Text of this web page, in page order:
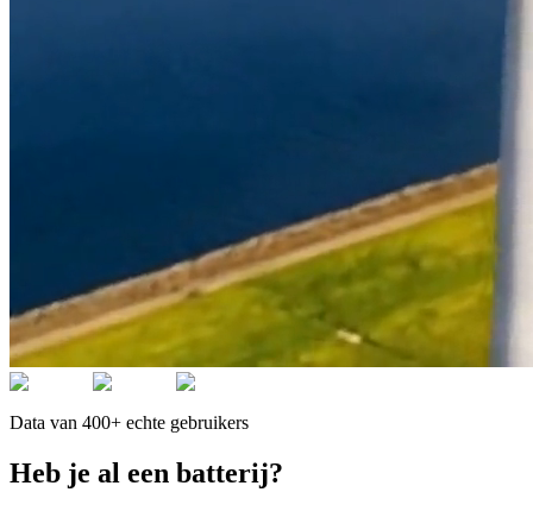
Data van 400+ echte gebruikers
Heb je al een batterij?